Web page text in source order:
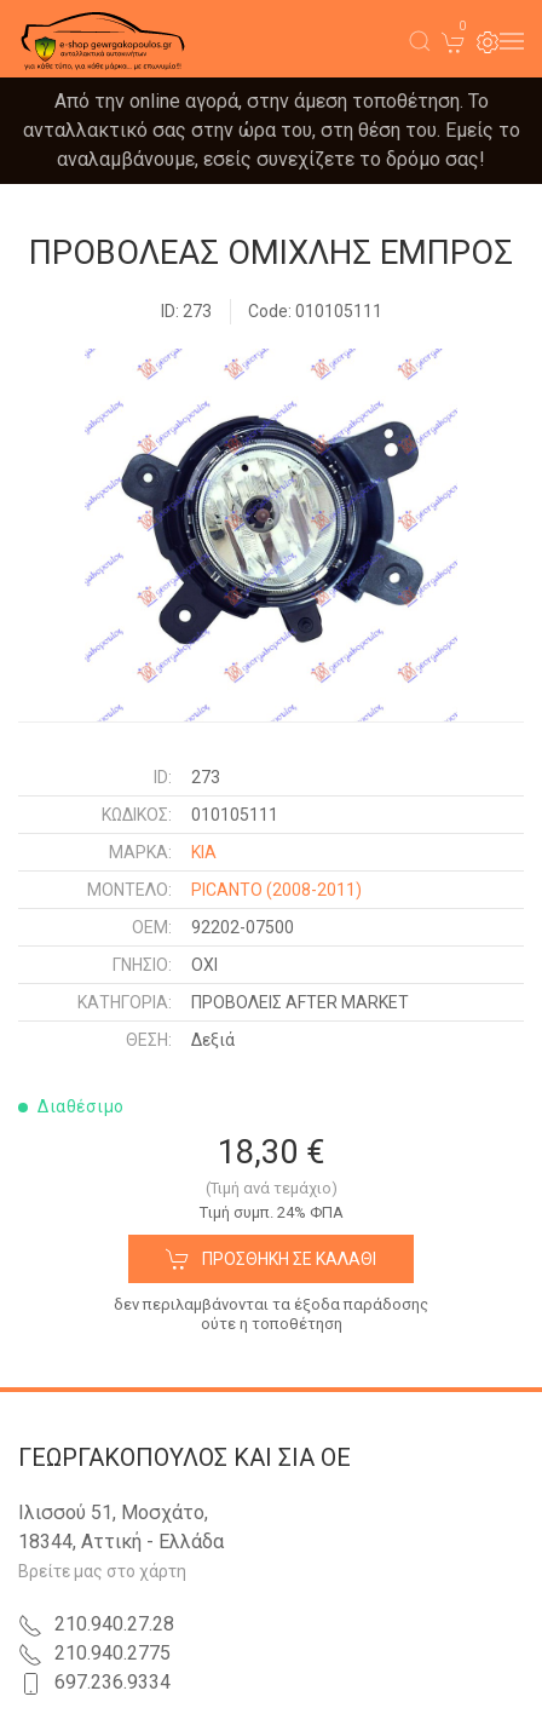
0
Από την online αγορά, στην άμεση τοποθέτηση. Το
ανταλλακτικό σας στην ώρα του, στη θέση του. Εμείς το
αναλαμβάνουμε, εσείς συνεχίζετε το δρόμο σας!
ΠΡΟΒΟΛΕΑΣ ΟΜΙΧΛΗΣ ΕΜΠΡΟΣ
ID: 273 Code: 010105111
ID:
273
ΚΩΔΙΚΌΣ:
010105111
ΜΑΡΚΑ:
KIA
ΜΟΝΤΕΛΟ:
PICANTO (2008-2011)
OEM:
92202-07500
ΓΝΉΣΙΟ:
ΟΧΙ
ΚΑΤΗΓΟΡΊΑ:
ΠΡΟΒΟΛΕΙΣ AFTER MARKET
ΘΈΣΗ:
Δεξιά
Διαθέσιμο
18,30 €
(Τιμή ανά τεμάχιο)
Tιμή συμπ. 24% ΦΠΑ
ΠΡΟΣΘΉΚΗ ΣΕ ΚΑΛΆΘΙ
δεν περιλαμβάνονται τα έξοδα παράδοσης
ούτε η τοποθέτηση
ΓΕΩΡΓΑΚΟΠΟΥΛΟΣ KAI ΣΙΑ OE
Ιλισσού 51, Μοσχάτο,
18344, Αττική - Ελλάδα
Βρείτε μας στο χάρτη
210.940.27.28
210.940.2775
697.236.9334